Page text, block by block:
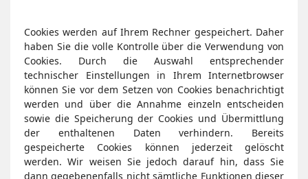
Cookies werden auf Ihrem Rechner gespeichert. Daher
haben Sie die volle Kontrolle über die Verwendung von
Cookies. Durch die Auswahl entsprechender
technischer Einstellungen in Ihrem Internetbrowser
können Sie vor dem Setzen von Cookies benachrichtigt
werden und über die Annahme einzeln entscheiden
sowie die Speicherung der Cookies und Übermittlung
der enthaltenen Daten verhindern. Bereits
gespeicherte Cookies können jederzeit gelöscht
werden. Wir weisen Sie jedoch darauf hin, dass Sie
dann gegebenenfalls nicht sämtliche Funktionen dieser